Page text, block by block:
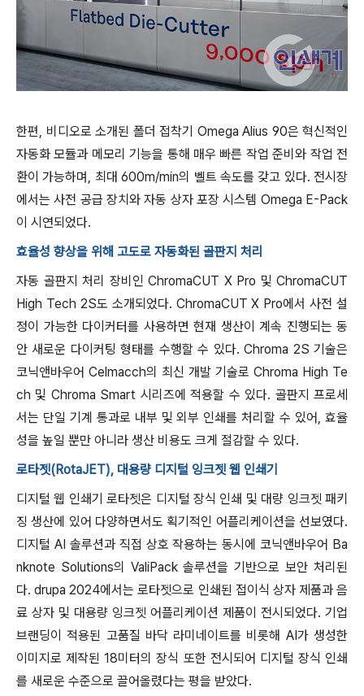
한편, 비디오로 소개된 폴더 접착기 Omega Alius 90은 혁신적인
자동화 모듈과 메모리 기능을 통해 매우 빠른 작업 준비와 작업 전
환이 가능하며, 최대 600m/min의 벨트 속도를 갖고 있다. 전시장
에서는 사전 공급 장치와 자동 상자 포장 시스템 Omega E-Pack
이 시연되었다.
효율성 향상을 위해 고도로 자동화된 골판지 처리
자동 골판지 처리 장비인 ChromaCUT X Pro 및 ChromaCUT
High Tech 2S도 소개되었다. ChromaCUT X Pro에서 사전 설
정이 가능한 다이커터를 사용하면 현재 생산이 계속 진행되는 동
안 새로운 다이커팅 형태를 수행할 수 있다. Chroma 2S 기술은
코닉앤바우어 Celmacch의 최신 개발 기술로 Chroma High Te
ch 및 Chroma Smart 시리즈에 적용할 수 있다. 골판지 프로세
서는 단일 기계 통과로 내부 및 외부 인쇄를 처리할 수 있어, 효율
성을 높일 뿐만 아니라 생산 비용도 크게 절감할 수 있다.
로타젯(RotaJET), 대용량 디지털 잉크젯 웹 인쇄기
디지털 웹 인쇄기 로타젯은 디지털 장식 인쇄 및 대량 잉크젯 패키
징 생산에 있어 다양하면서도 획기적인 어플리케이션을 선보였다.
디지털 AI 솔루션과 직접 상호 작용하는 동시에 코닉앤바우어 Ba
nknote Solutions의 ValiPack 솔루션을 기반으로 보안 처리된
다. drupa 2024에서는 로타젯으로 인쇄된 접이식 상자 제품과 음
료 상자 및 대용량 잉크젯 어플리케이션 제품이 전시되었다. 기업
브랜딩이 적용된 고품질 바닥 라미네이트를 비롯해 AI가 생성한
이미지로 제작된 18미터의 장식 또한 전시되어 디지털 장식 인쇄
를 새로운 수준으로 끌어올렸다는 평을 받았다.